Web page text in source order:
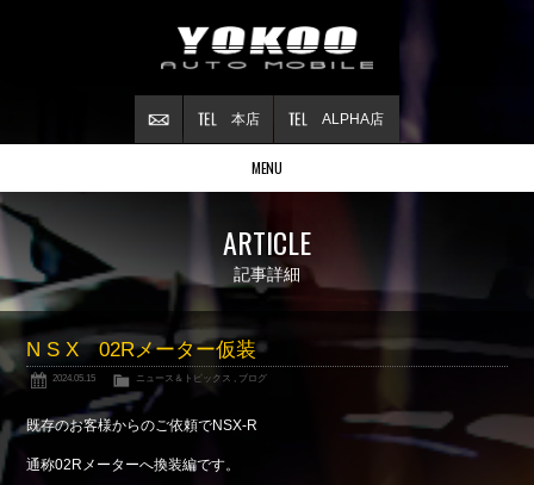
ALPHA店
本店
MENU
Stock list
在庫情報
Contract
ご成約情報
About NSX
NSXについて
Reflesh Plan
整備・修理・カスタム例
Trade in
買取査定
ARTICLE
記事詳細
N S X 02Rメーター仮装
2024.05.15 ニュース＆トピックス , ブログ
既存のお客様からのご依頼でNSX-R
通称02Rメーターへ換装編です。